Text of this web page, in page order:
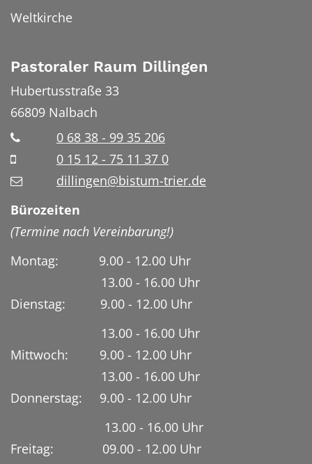
Weltkirche
Pastoraler Raum Dillingen
Hubertusstraße 33
66809 Nalbach
0 68 38 - 99 35 206
0 15 12 - 75 11 37 0
dillingen@bistum-trier.de
Bürozeiten
(Termine nach Vereinbarung!)
Montag: 9.00 - 12.00 Uhr
13.00 - 16.00 Uhr
Dienstag:
9.00 - 12.00 Uhr
13.00 - 16.00 Uhr
Mittwoch: 9.00 - 12.00 Uhr
13.00 - 16.00 Uhr
Donnerstag: 9.00 - 12.00 Uhr
13.00 - 16.00 Uhr
Freitag: 09.00 - 12.00 Uhr